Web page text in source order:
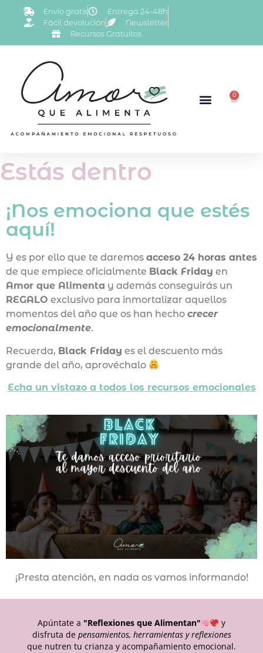
Envío gratis
Entrega 24-48h
Fàcil devolución
Newsletter
Recursos Gratuitos
0
Estás dentro
¡Nos emociona que estés
aquí!
Y es por ello que te daremos acceso 24 horas antes
de que empiece oficialmente Black Friday en
Amor que Alimenta y además conseguirás un
REGALO exclusivo para inmortalizar aquellos
momentos del año que os han hecho crecer
emocionalmente.
Recuerda, Black Friday es el descuento más
grande del año, aprovéchalo
Echa un vistazo a todos los recursos emocionales
¡Presta atención, en nada os vamos informando!
Apúntate a "Reflexiones que Alimentan"
y
disfruta de pensamientos, herramientas y reflexiones
que nutren tu crianza y acompañamiento emocional.